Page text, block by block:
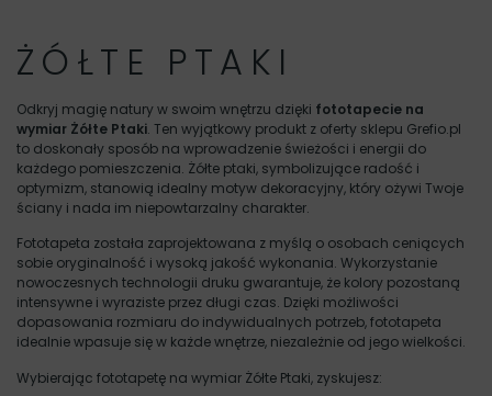
ŻÓŁTE PTAKI
Odkryj magię natury w swoim wnętrzu dzięki fototapecie na
wymiar Żółte Ptaki. Ten wyjątkowy produkt z oferty sklepu Grefio.pl
to doskonały sposób na wprowadzenie świeżości i energii do
każdego pomieszczenia. Żółte ptaki, symbolizujące radość i
optymizm, stanowią idealny motyw dekoracyjny, który ożywi Twoje
ściany i nada im niepowtarzalny charakter.
Fototapeta została zaprojektowana z myślą o osobach ceniących
sobie oryginalność i wysoką jakość wykonania. Wykorzystanie
nowoczesnych technologii druku gwarantuje, że kolory pozostaną
intensywne i wyraziste przez długi czas. Dzięki możliwości
dopasowania rozmiaru do indywidualnych potrzeb, fototapeta
idealnie wpasuje się w każde wnętrze, niezależnie od jego wielkości.
Wybierając fototapetę na wymiar Żółte Ptaki, zyskujesz: